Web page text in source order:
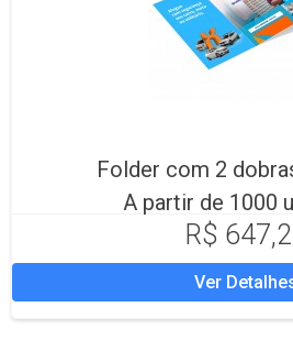
Folder com 2
A partir de 1000
R$
Ver